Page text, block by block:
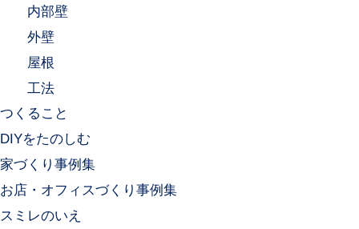
内部壁
外壁
屋根
工法
つくること
DIYをたのしむ
家づくり事例集
お店・オフィスづくり事例集
スミレのいえ